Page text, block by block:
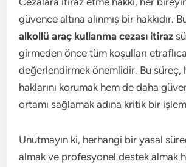
güvence altına alınmış bir hakkıdır.
alkollü araç kullanma cezası itiraz
girmeden önce tüm koşulları etraflıca
değerlendirmek önemlidir. Bu süreç,
haklarını korumak hem de daha
ortamı sağlamak adına kritik bir
Unutmayın ki, herhangi bir yasal
almak ve profesyonel destek almak